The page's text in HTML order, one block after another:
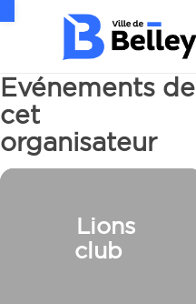
Evénements de
cet
organisateur
Lions
club